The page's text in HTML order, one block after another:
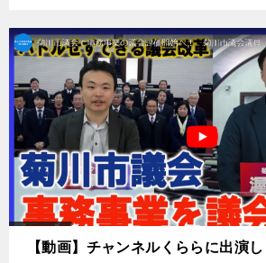
【動画】チャンネルくららに出演